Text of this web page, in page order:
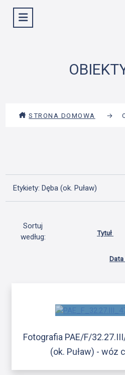
Wyświetl menu
STRONA DOMOWA →
Etykiety: Dęba (ok. Puław)
Sortuj
według:
Tytuł
Fotografia PAE/F/
(ok. Puław) - wóz